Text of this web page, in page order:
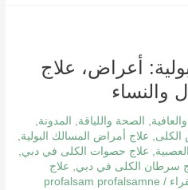
أعراض، علاج
والنساء
, الصحة واللياقة, المدونة,
الكلى, علاج أمراض المسالك البولية,
, علاج حصوات الكلى في دبي,
سرطان الكلى في دبي, علاج
/
profalsam profalsamne